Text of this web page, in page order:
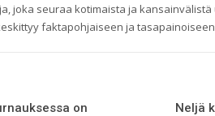
joka seuraa kotimaista ja
faktapohjaiseen ja
on
Neljä